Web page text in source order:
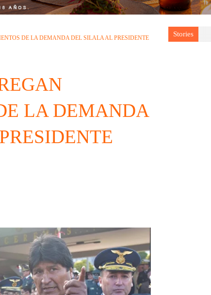
DE LA DEMANDA DEL SILALA AL PRESIDENTE
LA DEMANDA
Stories